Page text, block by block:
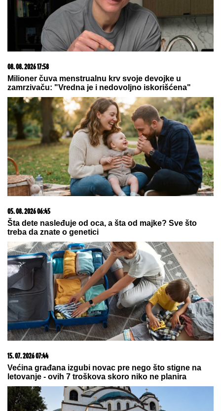
kod Stoca
"Kako ga nije sramota?!" Gledateljka
OPTUŽILA Asmina da joj je slao
"Iskorišćavaš devojke za pare"
NOVAK ĐOKOVIĆ REAGOVAO ZBOG SLIKE BIVŠEG
MUŽA DRAGANE MIRKOVIĆToni Bijelić se
pohvalio! Potez slavnog tenisera iznenadio sve - o
ovome se i dalje priča
"Potpisali smo papire za razvod"
Katarina Lazić iskreno o krahu
ljubavi: "Ništa me ne veže za njega"
RECEPT ZA ZDRAVU STAROST:
Naučnici otkrili kako sačuvati snagu
i bistrinu uma